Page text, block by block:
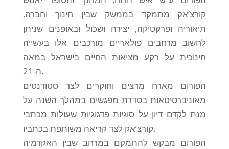
קורצ’אק מתמקד בממשק שבין חינוך וחברה,
תיאוריה ופרקטיקה, יצירה ושכול ובאופנים שניתן
לחשוב מרחבים פולאריים מורכבים אלו בעשייה
חינוכית על רקע מציאות החיים בישראל במאה
ה-21.
הפורום מארח מרצים וחוקרים לצד סטודנטים
מאוניברסיטאות בסדרת מפגשים במהלך השנה על
מנת לקדם דיון על סוגיות פדגוגיות שעולות מכתבי
קורצ’אק לצד קריאה משותפת בכתביו.
הפורום מבקש להתמקם במרחב שבין האקדמיה